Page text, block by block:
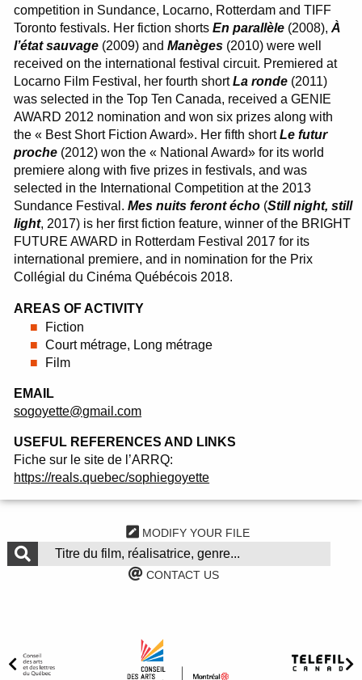
competition in Sundance, Locarno, Rotterdam and TIFF
Toronto festivals. Her fiction shortsEn parallèle (2008),À
l’état sauvage (2009) andManèges (2010) were well
received on the international festival circuit. Premiered at
Locarno Film Festival, her fourth shortLa ronde (2011)
was selected in the Top Ten Canada, received a GENIE
AWARD 2012 nomination and won six prizes along with
the « Best Short Fiction Award». Her fifth shortLe futur
proche (2012) won the « National Award» for its world
premiere along with five prizes in festivals, and was
selected in the International Competition at the 2013
Sundance Festival.Mes nuits feront écho (Still night, still
light, 2017) is her first fiction feature, winner of the BRIGHT
FUTURE AWARD in Rotterdam Festival 2017 for its
international premiere, and in nomination for the Prix
Collégial du Cinéma Québécois 2018.
AREAS OF ACTIVITY
Fiction
Court métrage, Long métrage
Film
EMAIL
sogoyette@gmail.com
USEFUL REFERENCES AND LINKS
Fiche sur le site de l’ARRQ:
https://reals.quebec/sophiegoyette
MODIFY YOUR FILE
CONTACT US